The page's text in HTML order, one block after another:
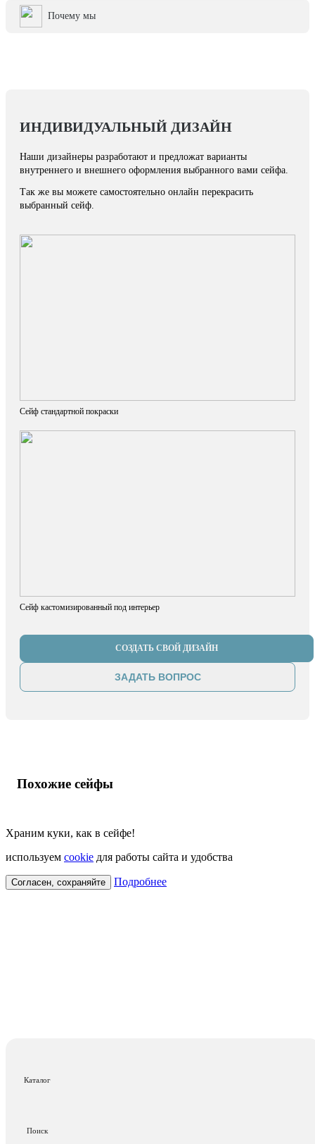
Каталог
Поиск
Почему мы
ИНДИВИДУАЛЬНЫЙ ДИЗАЙН
Наши дизайнеры разработают и предложат варианты
внутреннего и внешнего оформления выбранного вами сейфа.
Так же вы можете самостоятельно онлайн перекрасить
выбранный сейф.
Сейф стандартной покраски
Сейф кастомизированный под интерьер
СОЗДАТЬ СВОЙ ДИЗАЙН
ЗАДАТЬ ВОПРОС
Похожие сейфы
Храним куки, как в сейфе!
используем cookie для работы сайта и удобства
Согласен, сохраняйте Подробнее